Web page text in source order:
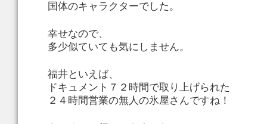
国体のキャラクターでした。
幸せなので、
多少似ていても気にしません。
福井といえば、
ドキュメント７２時間で取り上げられた
２４時間営業の無人の氷屋さんですね！